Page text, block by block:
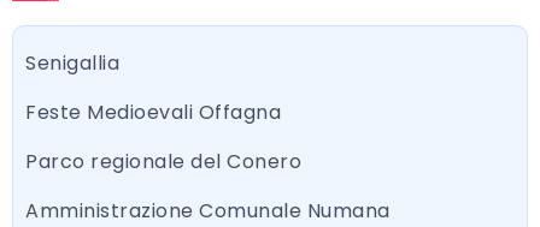
Senigallia
Feste Medioevali Offagna
Parco regionale del Conero
Amministrazione Comunale Numana